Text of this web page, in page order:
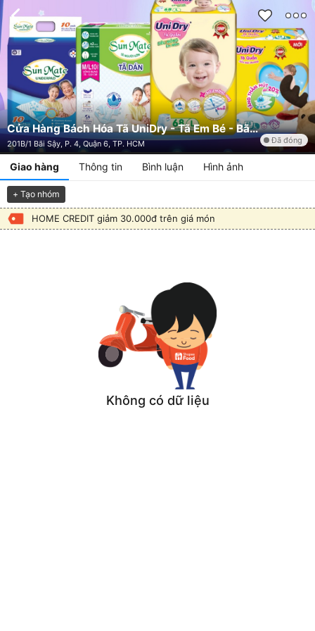
Cửa Hàng Bách Hóa Tã UniDry - Tã Em Bé - Bãi Sậy
201B/1 Bãi Sậy, P. 4, Quận 6, TP. HCM Đã đóng
Giao hàng Thông tin Bình luận Hình ảnh
+ Tạo nhóm
HOME CREDIT giảm 30.000đ trên giá món
Không có dữ liệu